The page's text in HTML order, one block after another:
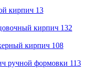
кирпич 13
кирпич 132
кирпич 108
ручной формовки 113